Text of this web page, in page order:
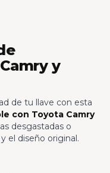
y
de tu llave con esta
con Toyota Camry
desgastadas o
el diseño original.